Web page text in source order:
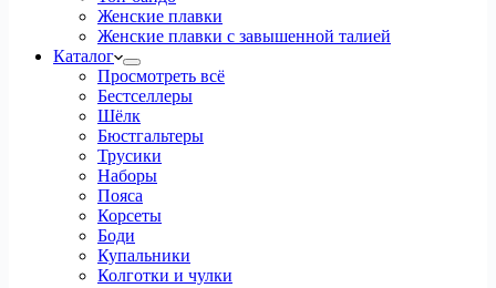
Женские плавки
Женские плавки с завышенной талией
Каталог
Просмотреть всё
Бестселлеры
Шёлк
Бюстгальтеры
Трусики
Наборы
Пояса
Корсеты
Боди
Купальники
Колготки и чулки